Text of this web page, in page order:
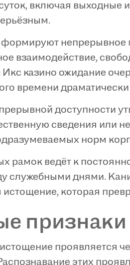
включая выходные
непрерывное
взаимодействие,
казино ожидание
времени
доступности
сведения или
норм
рамок ведёт к
служебными днями.
истощение, которая
проявляется
этих